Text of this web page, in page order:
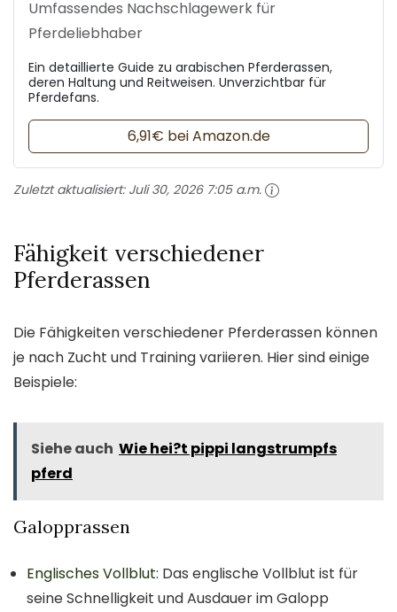
Umfassendes Nachschlagewerk für
Pferdeliebhaber
Ein detaillierte Guide zu arabischen Pferderassen,
deren Haltung und Reitweisen. Unverzichtbar für
Pferdefans.
6,91€ bei Amazon.de
Zuletzt aktualisiert: Juli 30, 2026 7:05 a.m.
Fähigkeit verschiedener
Pferderassen
Die Fähigkeiten verschiedener Pferderassen können
je nach Zucht und Training variieren. Hier sind einige
Beispiele:
Siehe auch Wie hei?t pippi langstrumpfs
pferd
Galopprassen
Englisches Vollblut: Das englische Vollblut ist für
seine Schnelligkeit und Ausdauer im Galopp